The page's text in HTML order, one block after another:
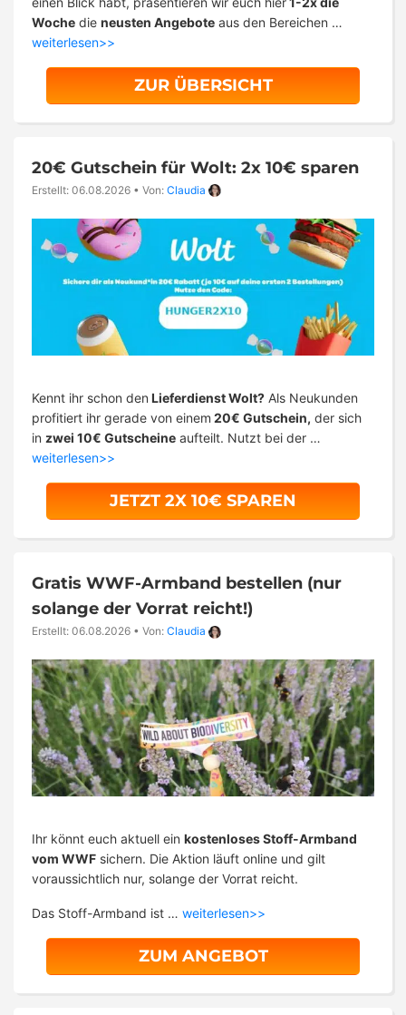
Woche die neusten Angebote aus den Bereichen …
weiterlesen>>
ZUR ÜBERSICHT
20€ Gutschein für Wolt: 2x 10€ sparen
Erstellt: 06.08.2026 • Von: Claudia
Kennt ihr schon den Lieferdienst Wolt? Als Neukunden
profitiert ihr gerade von einem 20€ Gutschein, der sich
in zwei 10€ Gutscheine aufteilt. Nutzt bei der …
weiterlesen>>
JETZT 2X 10€ SPAREN
Gratis WWF-Armband bestellen (nur
solange der Vorrat reicht!)
Erstellt: 06.08.2026 • Von: Claudia
Ihr könnt euch aktuell ein kostenloses Stoff-Armband
vom WWF sichern. Die Aktion läuft online und gilt
voraussichtlich nur, solange der Vorrat reicht.
Das Stoff-Armband ist … weiterlesen>>
ZUM ANGEBOT